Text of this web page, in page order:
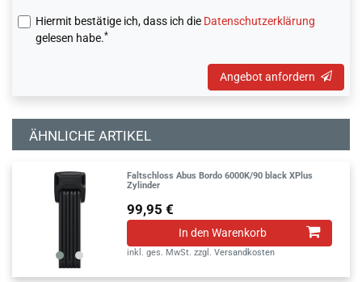
Hiermit bestätige ich, dass ich die Daten­schutz­erklärung
gelesen habe.*
Angebot anfordern
ÄHNLICHE ARTIKEL
Faltschloss Abus Bordo 6000K/90 black XPlus
Zylinder
99,95 €
In den Warenkorb
inkl. ges. MwSt. zzgl.Versandkosten